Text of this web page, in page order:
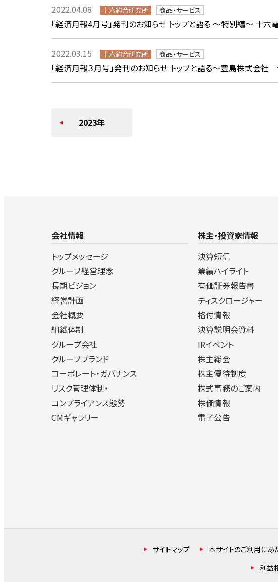
2022.04.08 十六総合研究所 商品・サービス
「経済月報4月号」発刊のお知らせ トップと語る ～特別編～ 十
2022.03.15 十六総合研究所 商品・サービス
「経済月報３月号」発刊のお知らせ トップと語る～豊島株式
2023年
会社情報
トップメッセージ
グループ経営理念
長期ビジョン
経営計画
会社概要
組織体制
グループ会社
グループブランド
コーポレート・ガバナンス
リスク管理体制・
コンプライアンス態勢
CMギャラリー
株主・投資家情報
決算短信
業績ハイライト
有価証券報告書
ディスクロージャー
格付情報
決算説明会資料
IRイベント
株主総会
株主優待制度
株式事務のご案内
株価情報
電子公告
サイトマップ 本サイトのご利用にあ
利益